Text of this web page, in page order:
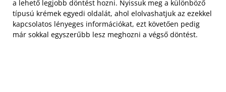
a lehető legjobb döntést hozni. Nyissuk meg a különböző
típusú krémek egyedi oldalát, ahol elolvashatjuk az ezekkel
kapcsolatos lényeges információkat, ezt követően pedig
már sokkal egyszerűbb lesz meghozni a végső döntést.